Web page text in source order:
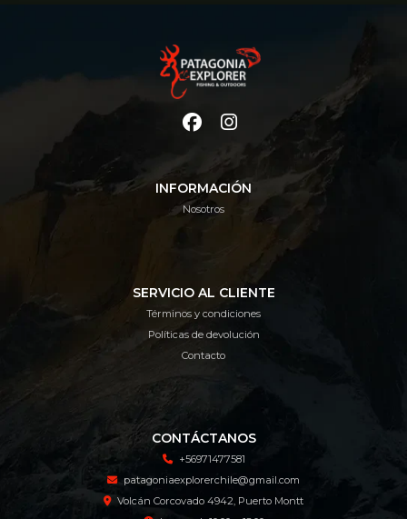
INFORMACIÓN
Nosotros
SERVICIO AL CLIENTE
Términos y condiciones
Políticas de devolución
Contacto
CONTÁCTANOS
+56971477581
patagoniaexplorerchile@gmail.com
Volcán Corcovado 4942, Puerto Montt